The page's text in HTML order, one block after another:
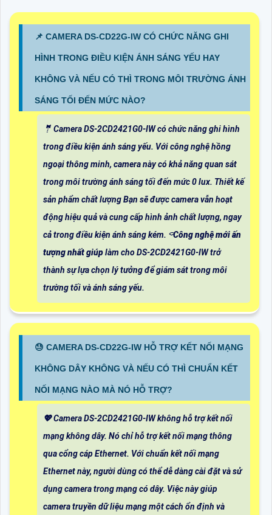
📌 CAMERA DS-CD22G-IW CÓ CHỨC NĂNG GHI
HÌNH TRONG ĐIỀU KIỆN ÁNH SÁNG YẾU HAY
KHÔNG VÀ NẾU CÓ THÌ TRONG MÔI TRƯỜNG ÁNH
SÁNG TỐI ĐẾN MỨC NÀO?
🤵 Camera DS-2CD2421G0-IW có chức năng ghi hình
trong điều kiện ánh sáng yếu. Với công nghệ hồng
ngoại thông minh, camera này có khả năng quan sát
trong môi trường ánh sáng tối đến mức 0 lux. Thiết kế
sản phẩm chất lượng Bạn sẽ được camera vẫn hoạt
động hiệu quả và cung cấp hình ảnh chất lượng, ngay
cả trong điều kiện ánh sáng kém. ⌔Công nghệ mới ấn
tượng nhất giúplàm cho DS-2CD2421G0-IW trở
thành sự lựa chọn lý tưởng để giám sát trong môi
trường tối và ánh sáng yếu.
😓 CAMERA DS-CD22G-IW HỖ TRỢ KẾT NỐI MẠNG
KHÔNG DÂY KHÔNG VÀ NẾU CÓ THÌ CHUẨN KẾT
NỐI MẠNG NÀO MÀ NÓ HỖ TRỢ?
💖 Camera DS-2CD2421G0-IW không hỗ trợ kết nối
mạng không dây. Nó chỉ hỗ trợ kết nối mạng thông
qua cổng cáp Ethernet. Với chuẩn kết nối mạng
Ethernet này, người dùng có thể dễ dàng cài đặt và sử
dụng camera trong mạng có dây. Việc này giúp
camera truyền dữ liệu mạng một cách ổn định và